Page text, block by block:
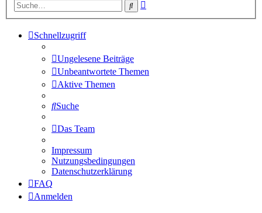
Suche
Schnellzugriff
Ungelesene Beiträge
Unbeantwortete Themen
Aktive Themen
Suche
Das Team
Impressum
Nutzungsbedingungen
Datenschutzerklärung
FAQ
Anmelden